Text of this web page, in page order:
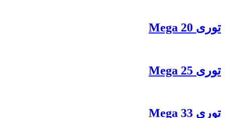
توری Mega 20
توری Mega 25
توری Mega 33